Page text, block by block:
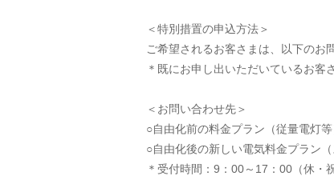
＜特別措置の申込方法＞
ご希望されるお客さまは、以下のお
＊既にお申し出いただいているお客
＜お問い合わせ先＞
○自由化前の料金プラン（従量電灯等
○自由化後の新しい電気料金プラン
＊受付時間：9：00～17：00（休・